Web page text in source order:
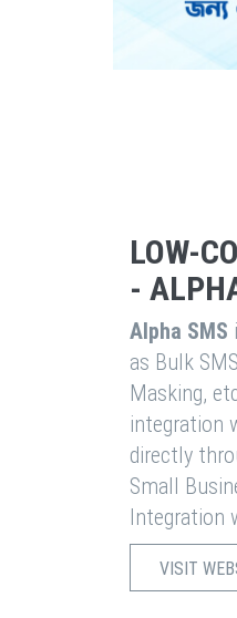
LOW-
-
Alpha SMS
as Bulk
Masking,
integration
directly
Small
Integration
VISIT